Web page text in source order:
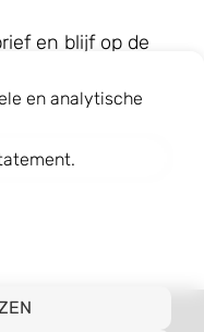
en blijf op de
en analytische